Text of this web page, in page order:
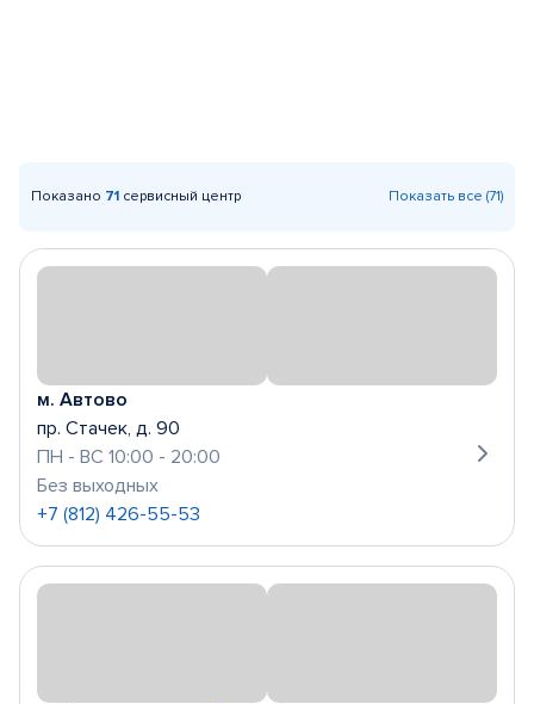
Показано 71 сервисный центр Показать все (71)
м. Автово
пр. Стачек, д. 90
ПН - ВС 10:00 - 20:00
Без выходных
+7 (812) 426-55-53